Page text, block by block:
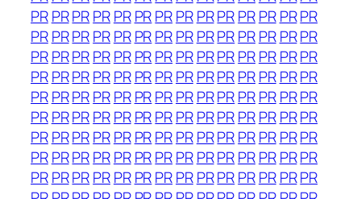
PRPRPRPRPR PRPRPRPRPRPRPR PRPR
PRPRPRPRPR PRPRPRPRPRPRPR PRPR
PRPRPRPRPR PRPRPRPRPRPRPR PRPR
PRPRPRPRPR PRPRPRPRPRPRPR PRPR
PRPRPRPRPR PRPRPRPRPRPRPR PRPR
PRPRPRPRPR PRPRPRPRPRPRPR PRPR
PRPRPRPRPR PRPRPRPRPRPRPR PRPR
PRPRPRPRPR PRPRPRPRPRPRPR PRPR
PRPRPRPRPR PRPRPRPRPRPRPR PRPR